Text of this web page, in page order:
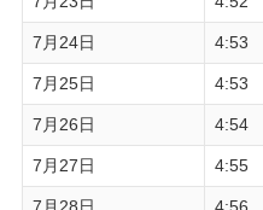
7月24日 4:53
7月25日 4:53
7月26日 4:54
7月27日 4:55